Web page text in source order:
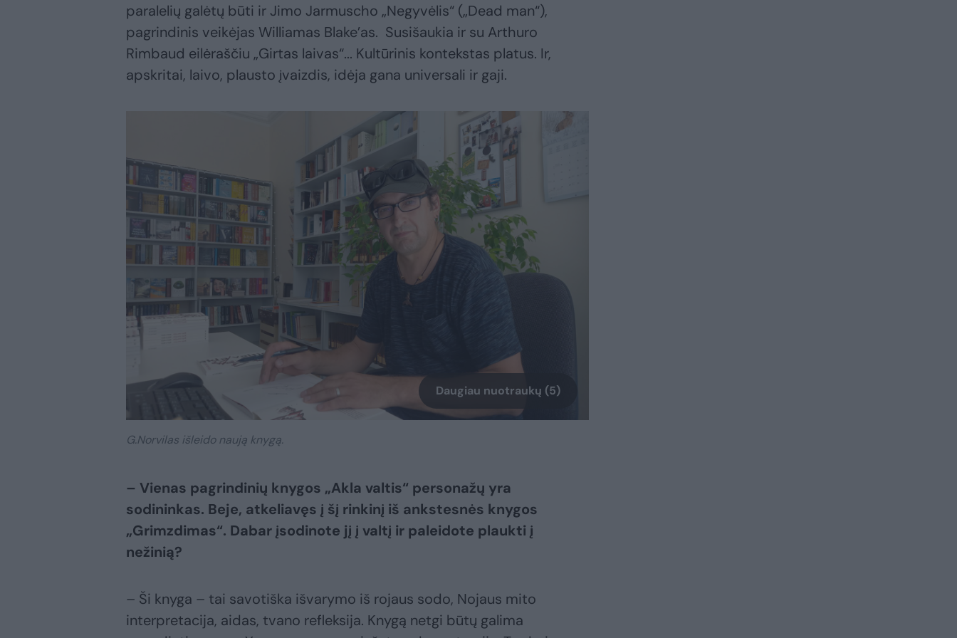
paralelių galėtų būti ir Jimo Jarmuscho „Negyvėlis“ („Dead man“),
pagrindinis veikėjas Williamas Blake’as. Susišaukia ir su Arthuro
Rimbaud eilėraščiu „Girtas laivas“... Kultūrinis kontekstas platus. Ir,
apskritai, laivo, plausto įvaizdis, idėja gana universali ir gaji.
Daugiau nuotraukų (5)
G.Norvilas išleido naują knygą.
– Vienas pagrindinių knygos „Akla valtis“ personažų yra
sodininkas. Beje, atkeliavęs į šį rinkinį iš ankstesnės knygos
„Grimzdimas“. Dabar įsodinote jį į valtį ir paleidote plaukti į
nežinią?
– Ši knyga – tai savotiška išvarymo iš rojaus sodo, Nojaus mito
interpretacija, aidas, tvano refleksija. Knygą netgi būtų galima